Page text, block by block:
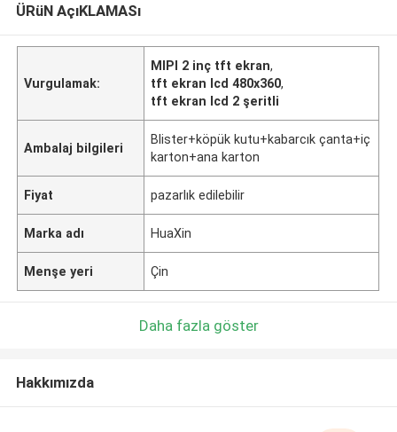
ÜRüN AçıKLAMASı
Vurgulamak:
MIPI 2 inç tft ekran,
tft ekran lcd 480x360,
tft ekran lcd 2 şeritli
Ambalaj bilgileri
Blister+köpük kutu+kabarcık çanta+iç
karton+ana karton
Fiyat pazarlık edilebilir
Marka adı HuaXin
Menşe yeri Çin
Daha fazla göster
Hakkımızda